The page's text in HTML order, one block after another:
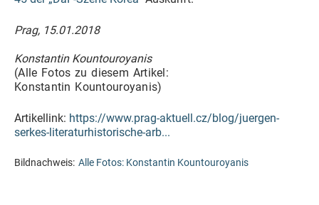
Prag, 15.01.2018
Konstantin Kountouroyanis
(Alle Fotos zu diesem Artikel:
Konstantin Kountouroyanis)
Artikellink: https://www.prag-aktuell.cz/blog/juergen-
serkes-literaturhistorische-arb...
Bildnachweis: Alle Fotos: Konstantin Kountouroyanis